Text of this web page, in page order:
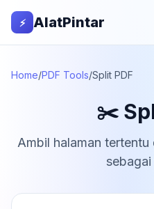
⚡ AlatPintar
Home/PDF Tools/Split PDF
✂️
Ambil halaman